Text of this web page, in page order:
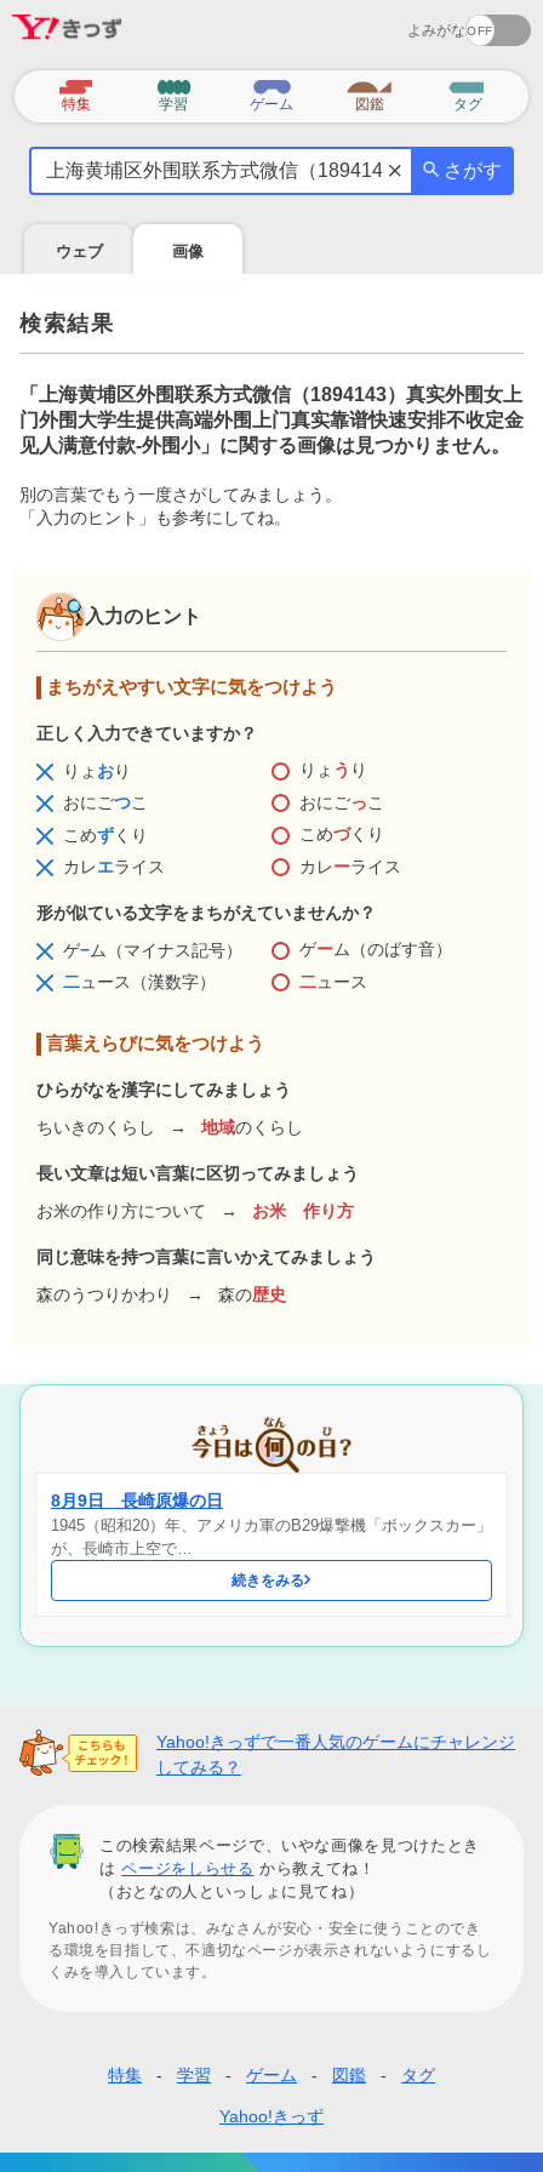
よみがな
カ
テ
特集 学習 ゲーム 図鑑 タグ
気
に
を
調
べ
よ
う
さがす
ウェブ 画像
検索結果
「
上海黄埔区外围联系方式微信（1894143）真实外围女上
门外围大学生提供高端外围上门真实靠谱快速安排不收定金
见人满意付款-外围小」に関する画像は見つかりません。
別の言葉でもう一度さがしてみましょう。
「入力のヒント」も参考にしてね。
入力のヒント
まちがえやすい文字に気をつけよう
正しく入力できていますか？
りょ おり りょ う り
おにごつこ おにごっこ
こめずくり こめづくり
カレエライス カレーライス
形が似ている文字をまちがえていませんか？
ゲ−ム（マイナス記号） ゲーム（のばす音）
二ュース（漢数字） 二ュース
言葉えらびに気をつけよう
ひらがなを漢字にしてみましょう
ちいきのくらし
→ 地域のくらし
長い文章は短い言葉に区切ってみましょう
お米の作り方について
→ お米 作り方
同じ意味を持つ言葉に言いかえてみましょう
森のうつりかわり
→ 森の歴史
8月9日 長崎原爆の日
1945（昭和20）年、アメリカ軍のB29爆撃機「ボックスカー」
が、長崎市上空で…
続きをみる
Yahoo!きっずで一番人気のゲームにチャレンジ
してみる？
この検索結果ページで、いやな画像を見つけたとき
はページをしらせる から教えてね！
（おとなの人といっしょに見てね）
Yahoo!きっず検索は、みなさんが安心・安全に使うことのでき
る環境を目指して、不適切なページが表示されないようにするし
くみを導入しています。
タ
特集 学習 ゲーム 図鑑 タグ
Yahoo!きっず